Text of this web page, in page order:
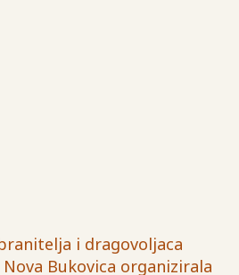
i dragovoljaca
Bukovica organizirala